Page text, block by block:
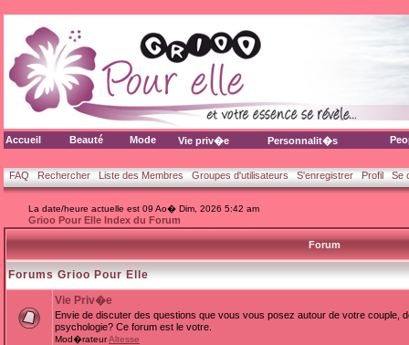
Accueil Beauté Mode Vie priv�e Personnalit�s
FAQ Rechercher Liste des Membres Groupes d'utilisateurs S'enregistrer Profil Se
La date/heure actuelle est 09 Ao� Dim, 2026 5:42 am
Grioo Pour Elle Index du Forum
Forum
Forums Grioo Pour Elle
Vie Priv�e
Envie de discuter des questions que vous vous posez autour de votre
psychologie? Ce forum est le votre.
Mod�rateurAltesse